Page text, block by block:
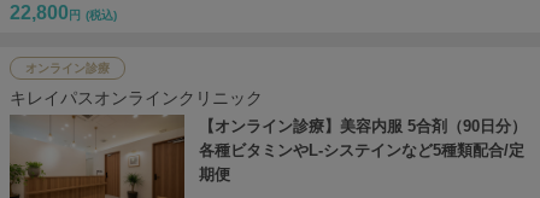
22,800 円 (税込)
オンライン診療
キレイパスオンラインクリニック
【オンライン診療】美容内服 5合剤（90日分）
各種ビタミンやL-システインなど5種類配合/定
期便